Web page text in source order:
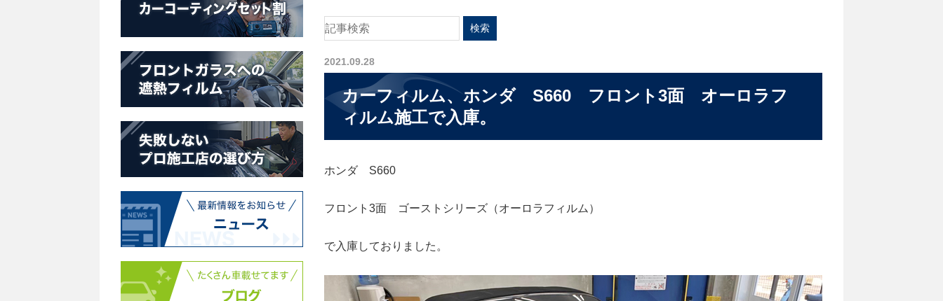
2021.09.28
カーフィルム、ホンダ S660 フロント3面 オーロラフ
ィルム施工で入庫。
ホンダ S660
フロント3面 ゴーストシリーズ（オーロラフィルム）
で入庫しておりました。